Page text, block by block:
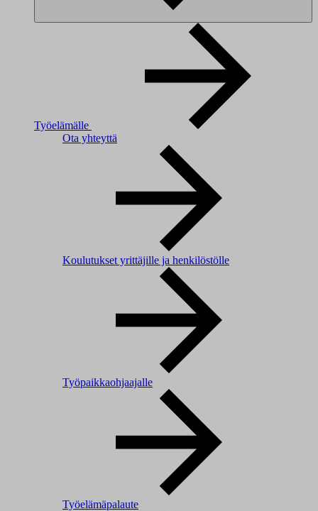
Työelämälle
Ota yhteyttä
Koulutukset yrittäjille ja henkilöstölle
Työpaikkaohjaajalle
Työelämäpalaute